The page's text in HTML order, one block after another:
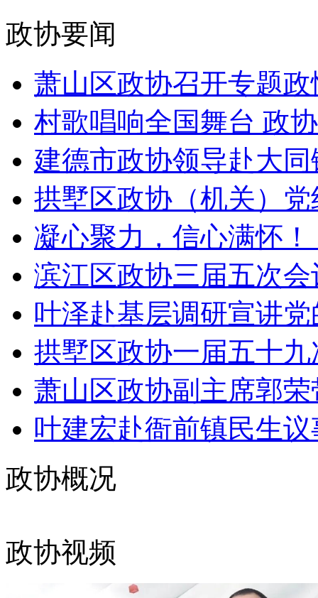
政协要闻
萧山区政协召开专题
村歌唱响全国舞台 政
建德市政协领导赴大
拱墅区政协（机关）
凝心聚力，信心满怀
滨江区政协三届五次
叶泽赴基层调研宣讲
拱墅区政协一届五十
萧山区政协副主席郭
叶建宏赴衙前镇民生
政协概况
政协视频